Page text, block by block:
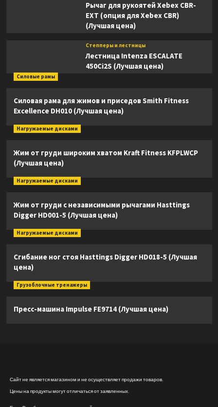
Рычаг для рукоятей Xebex CBR-
EXT (опция для Xebex CBR)
(Лучшая цена)
Степперы и лестницы
Лестница Intenza ESCALATE
450Ci2S (Лучшая цена)
Силовые рамы
Силовая рама для жимов и приседов Smith Fitness
Excellence DH010 (Лучшая цена)
Нагружаемые дисками
Жим от груди широким хватом Kraft Fitness KFPLWCP
(Лучшая цена)
Нагружаемые дисками
Жим от груди с независимыми рычагами Hasttings
Digger HD001-5 (Лучшая цена)
Нагружаемые дисками
Сгибание ног стоя Hasttings Digger HD018-5 (Лучшая
цена)
Грузоблочные тренажеры
Пресс-машина Impulse FE9714 (Лучшая цена)
Сайт не является магазином и не осуществляет продажи товаров.
Цены на продукты могут отличаться от заявленных.